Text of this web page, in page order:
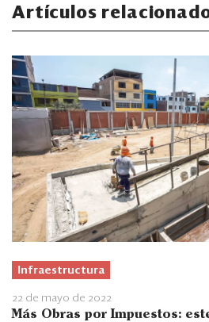
Artículos
Infraestructura
22 de mayo de 2022
Más Obras por Impuestos: